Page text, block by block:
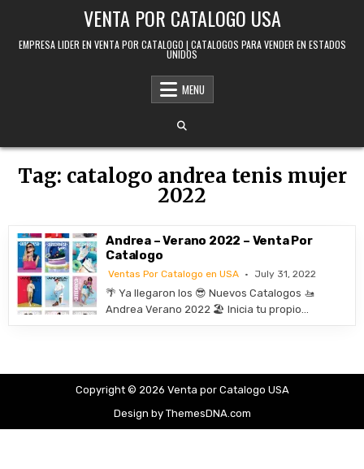
VENTA POR CATALOGO USA
EMPRESA LIDER EN VENTA POR CATALOGO | CATALOGOS PARA VENDER EN ESTADOS
UNIDOS
MENU
Tag: catalogo andrea tenis mujer
2022
Andrea – Verano 2022 – Venta Por
Catalogo
Ventas Por Catalogo en USA July 31, 2022
🌴 Ya llegaron los 😎 Nuevos Catalogos 🚤
Andrea Verano 2022 🏖️ Inicia tu propio…
Copyright © 2026 Venta por Catalogo USA
Design by ThemesDNA.com